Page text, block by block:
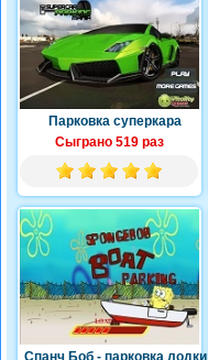
Парковка суперкара
Сыграно 519 раз
Спанч Боб - парковка лодки